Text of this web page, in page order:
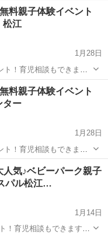
料親子体験イベント
江
1月28日
！育児相談もできます
「子どもはか
「赤ちゃんと日中遊ぶ
料親子体験イベント
ー
1月28日
！育児相談もできます
「子どもはか
ぶ
人気♪ベビーパーク親子
パル松江…
1月14日
！育児相談もできますよ